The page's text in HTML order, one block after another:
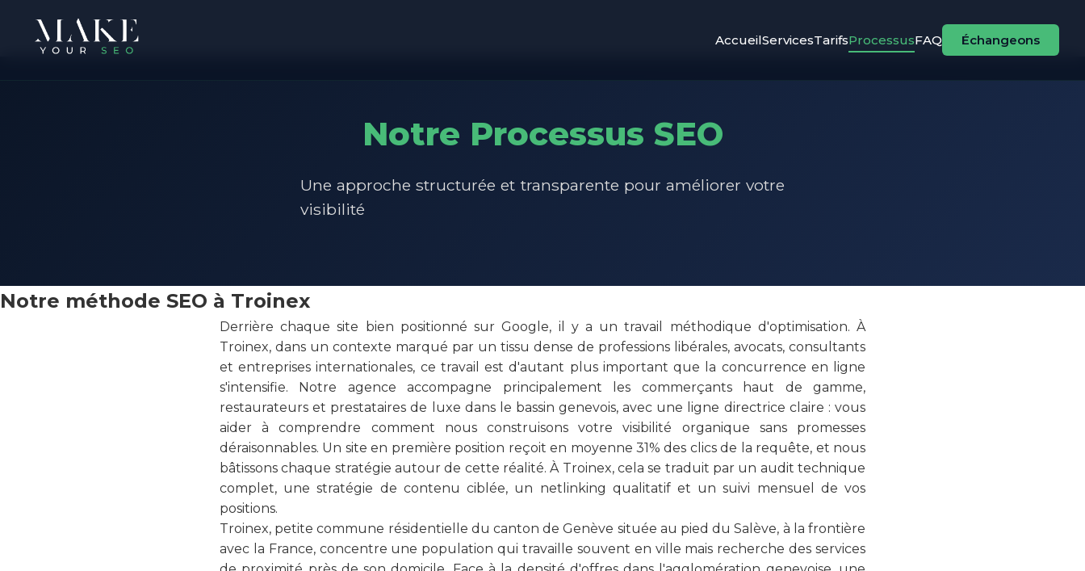
AccueilServicesTarifsProcessusFAQ Échangeons
Notre Processus SEO
Une approche structurée et transparente pour améliorer votre
visibilité
Notre méthode SEO à Troinex
Derrière chaque site bien positionné sur Google, il y a un travail méthodique d'optimisation. À
Troinex, dans un contexte marqué par un tissu dense de professions libérales, avocats, consultants
et entreprises internationales, ce travail est d'autant plus important que la concurrence en ligne
s'intensifie. Notre agence accompagne principalement les commerçants haut de gamme,
restaurateurs et prestataires de luxe dans le bassin genevois, avec une ligne directrice claire : vous
aider à comprendre comment nous construisons votre visibilité organique sans promesses
déraisonnables. Un site en première position reçoit en moyenne 31% des clics de la requête, et nous
bâtissons chaque stratégie autour de cette réalité. À Troinex, cela se traduit par un audit technique
complet, une stratégie de contenu ciblée, un netlinking qualitatif et un suivi mensuel de vos
positions.
Troinex, petite commune résidentielle du canton de Genève située au pied du Salève, à la frontière
avec la France, concentre une population qui travaille souvent en ville mais recherche des services